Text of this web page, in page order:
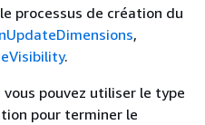
processus de création du
,
.
pouvez utiliser le type
pour terminer le